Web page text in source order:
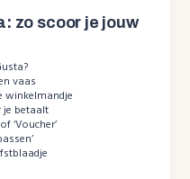
zo scoor je jouw
vaas
winkelmandje
je betaalt
‘Voucher’